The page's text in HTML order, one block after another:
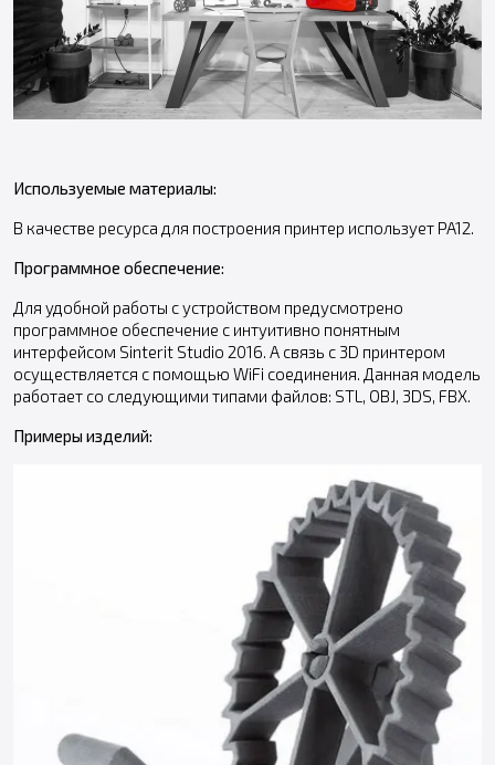
Используемые материалы:
В качестве ресурса для построения принтер использует PA12.
Программное обеспечение:
Для удобной работы с устройством предусмотрено
программное обеспечение с интуитивно понятным
интерфейсом Sinterit Studio 2016. А связь с 3D принтером
осуществляется с помощью WiFi соединения. Данная модель
работает со следующими типами файлов: STL, OBJ, 3DS, FBX.
Примеры изделий: